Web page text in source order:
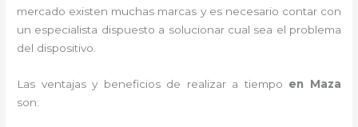
mercado existen muchas marcas y es necesario contar con
un especialista dispuesto a solucionar cual sea el problema
del dispositivo.
Las ventajas y beneficios de realizar a tiempo en Maza
son: